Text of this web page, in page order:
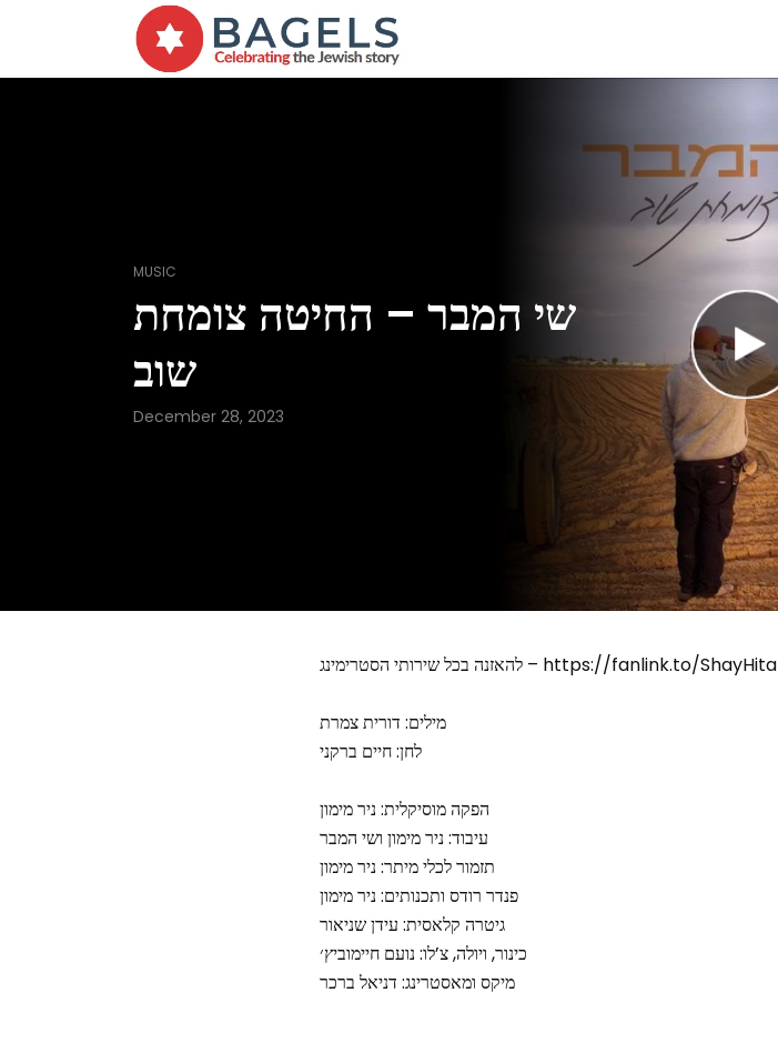
MUSIC
שי המבר – החיטה צומחת
שוב
December 28, 2023
להאזנה בכל שירותי הסטרימינג – https://fanlink.to/ShayHita
מילים: דורית צמרת
לחן: חיים ברקני
הפקה מוסיקלית: ניר מימון
עיבוד: ניר מימון ושי המבר
תזמור לכלי מיתר: ניר מימון
פנדר רודס ותכנותים: ניר מימון
גיטרה קלאסית: עידן שניאור
כינור, ויולה, צ’לו: נועם חיימוביץ׳
מיקס ומאסטרינג: דניאל ברכר